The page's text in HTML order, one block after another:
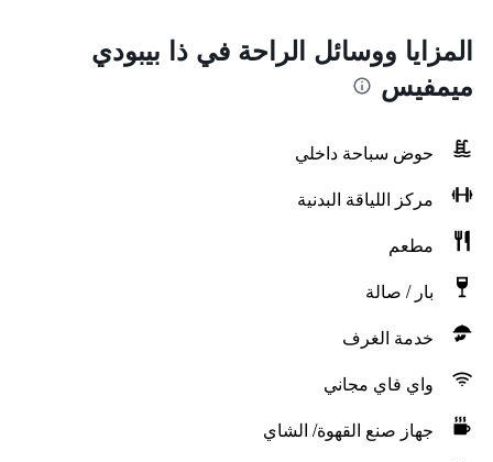
المزايا ووسائل الراحة في ذا بيبودي
ميمفيس
حوض سباحة داخلي
مركز اللياقة البدنية
مطعم
بار / صالة
خدمة الغرف
واي فاي مجاني
جهاز صنع القهوة/ الشاي